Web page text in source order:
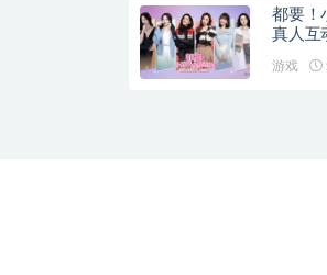
都要！小
真人互
游戏